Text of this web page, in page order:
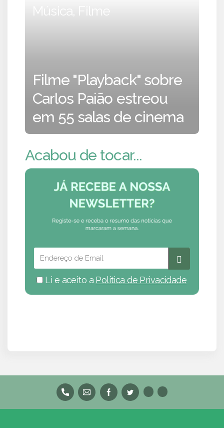
Música, Filme
Filme "Playback" sobre
Carlos Paião estreou
em 55 salas de cinema
Acabou de tocar...
Li e aceito a Política de Privacidade